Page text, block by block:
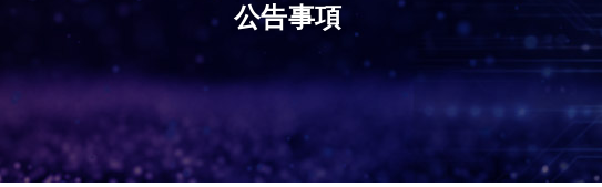
公告事項